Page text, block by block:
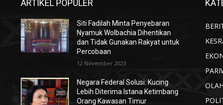
ARTIKEL POPULER
Siti Fadilah Minta Penyebaran
Nyamuk Wolbachia Dihentikan
dan Tidak Gunakan Rakyat untuk
Percobaan
12 November 2023
Negara Federal Solusi: Kucing
Lebih Diterima Istana Ketimbang
Orang Kawasan Timur